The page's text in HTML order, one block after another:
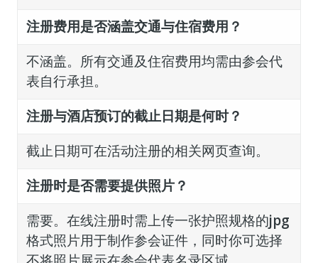
注册费用是否涵盖交通与住宿费用？
不涵盖。所有交通及住宿费用均需由参会代
表自行承担。
注册与酒店预订的截止日期是何时？
截止日期可在活动注册的相关网页查询。
注册时是否需要提供照片？
需要。在线注册时需上传一张护照规格的jpg
格式照片用于制作参会证件，同时你可选择